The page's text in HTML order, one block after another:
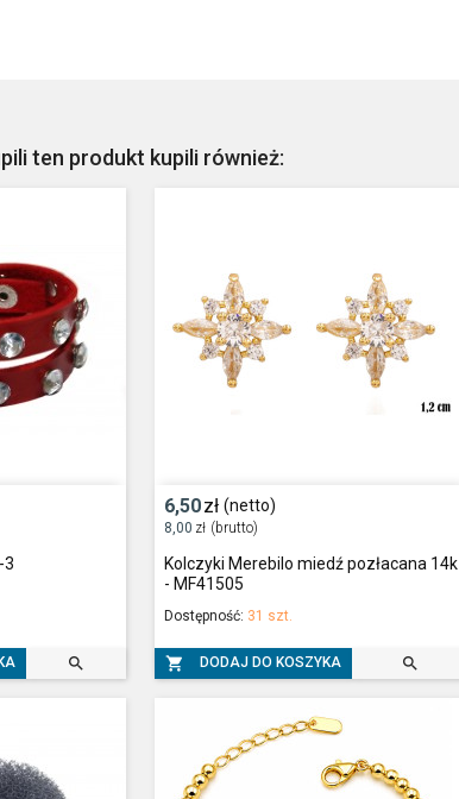
ten produkt kupili również:
3

6,50zł (netto)
8,00 zł (brutto)
Kolczyki Merebilo miedź pozłacana 14k
- MF41505
Dostępność: 31 szt.
 DODAJ DO KOSZYKA 